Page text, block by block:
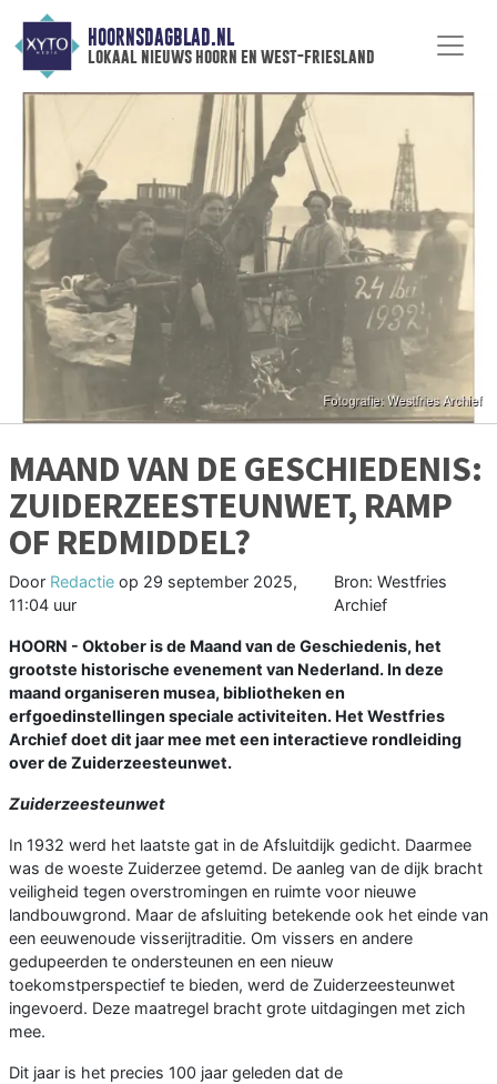
HOORNSDAGBLAD.NL
lokaal nieuws hoorn en west-friesland
MAAND VAN DE GESCHIEDENIS:
ZUIDERZEESTEUNWET, RAMP
OF REDMIDDEL?
Door Redactie op 29 september 2025,
11:04 uur
Bron: Westfries
Archief
HOORN - Oktober is de Maand van de Geschiedenis, het
grootste historische evenement van Nederland. In deze
maand organiseren musea, bibliotheken en
erfgoedinstellingen speciale activiteiten. Het Westfries
Archief doet dit jaar mee met een interactieve rondleiding
over de Zuiderzeesteunwet.
Zuiderzeesteunwet
In 1932 werd het laatste gat in de Afsluitdijk gedicht. Daarmee
was de woeste Zuiderzee getemd. De aanleg van de dijk bracht
veiligheid tegen overstromingen en ruimte voor nieuwe
landbouwgrond. Maar de afsluiting betekende ook het einde van
een eeuwenoude visserijtraditie. Om vissers en andere
gedupeerden te ondersteunen en een nieuw
toekomstperspectief te bieden, werd de Zuiderzeesteunwet
ingevoerd. Deze maatregel bracht grote uitdagingen met zich
mee.
Dit jaar is het precies 100 jaar geleden dat de